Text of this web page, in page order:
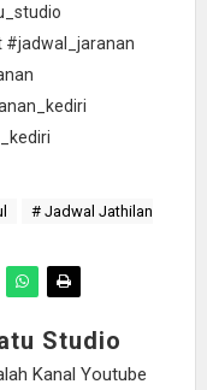
#jadwal_jaranan
# Jadwal Jathilan
Studio
Kanal Youtube